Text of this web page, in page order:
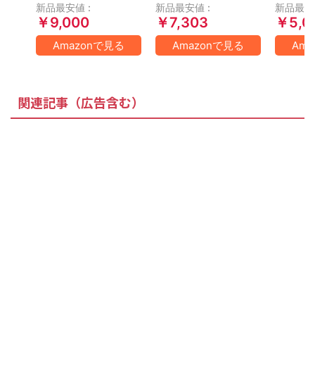
新品最安値 :
￥9,000
Amazonで見る
新品最安値 :
￥7,303
Amazonで見る
新品最
￥
関連記事（広告含む）